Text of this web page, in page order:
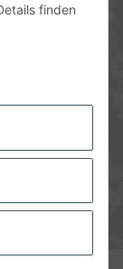
finden
und ggf.
angegeben.